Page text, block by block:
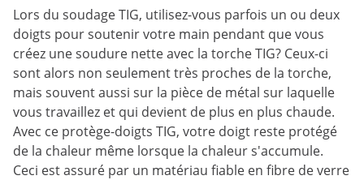
Lors du soudage TIG, utilisez-vous parfois un ou deux
doigts pour soutenir votre main pendant que vous
créez une soudure nette avec la torche TIG? Ceux-ci
sont alors non seulement très proches de la torche,
mais souvent aussi sur la pièce de métal sur laquelle
vous travaillez et qui devient de plus en plus chaude.
Avec ce protège-doigts TIG, votre doigt reste protégé
de la chaleur même lorsque la chaleur s'accumule.
Ceci est assuré par un matériau fiable en fibre de verre